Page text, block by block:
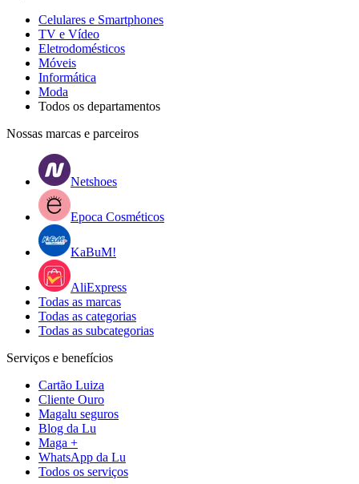
Celulares e Smartphones
TV e Vídeo
Eletrodomésticos
Móveis
Informática
Moda
Todos os departamentos
Nossas marcas e parceiros
Netshoes
Epoca Cosméticos
KaBuM!
AliExpress
Todas as marcas
Todas as categorias
Todas as subcategorias
Serviços e benefícios
Cartão Luiza
Cliente Ouro
Magalu seguros
Blog da Lu
Maga +
WhatsApp da Lu
Todos os serviços